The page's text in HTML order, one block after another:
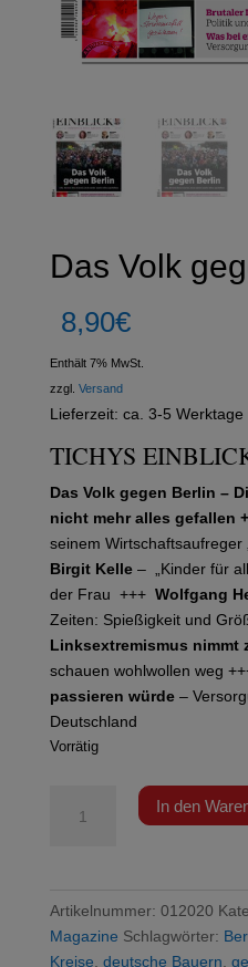
Das Volk
8,90€
Enthält 7% MwSt.
zzgl. Versand
Lieferzeit: ca. 3-5 Werktage
TICHYS
Das Volk gegen Berlin –
nicht mehr alles gefallen
seinem Wirtschaftsaufreger
Birgit Kelle– „Kinder für
der Frau +++ Wolfgang
Zeiten: Spießigkeit und
Linksextremismus nimmt
schauen wohlwollen weg
passieren würde–
Deutschland
Vorrätig
In den
Artikelnummer: 012020
Magazine Schlagwörter:
Kreise, deutsche Bauern,